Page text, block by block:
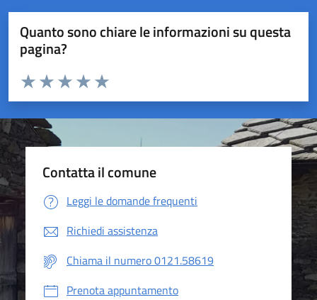
Quanto sono chiare le informazioni su questa
pagina?
Valuta da 1 a 5 stelle la pagina
Valuta 5 stelle su 5
Valuta 4 stelle su 5
Valuta 3 stelle su 5
Valuta 2 stelle su 5
Valuta 1 stelle su 5
Contatta il comune
Leggi le domande frequenti
Richiedi assistenza
Chiama il numero 0121.58619
Prenota appuntamento